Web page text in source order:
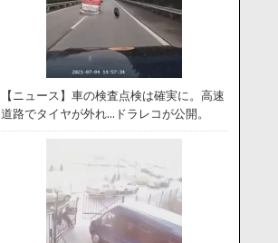
【ニュース】車の検査点検は確実に。高速
道路でタイヤが外れ…ドラレコが公開。